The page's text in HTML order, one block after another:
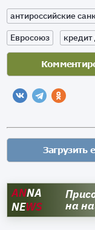
антироссийские
Евросоюз
ANNA
NEWS
на